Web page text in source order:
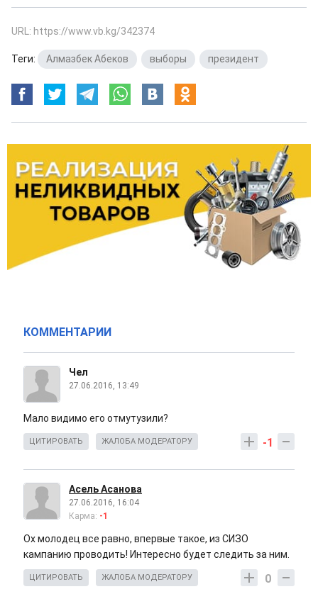
URL: https://www.vb.kg/342374
Теги: Алмазбек Абеков выборы президент
КОММЕНТАРИИ
Чел
27.06.2016, 13:49
Мало видимо его отмутузили?
-1
ЦИТИРОВАТЬ ЖАЛОБА МОДЕРАТОРУ
Асель Асанова
27.06.2016, 16:04
Карма: -1
Ох молодец все равно, впервые такое, из СИЗО
кампанию проводить! Интересно будет следить за ним.
0
ЦИТИРОВАТЬ ЖАЛОБА МОДЕРАТОРУ